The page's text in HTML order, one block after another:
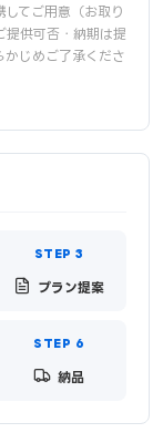
てご用意（お取り
提供可否・納期は提
かじめご了承くださ
プラン提案
納品